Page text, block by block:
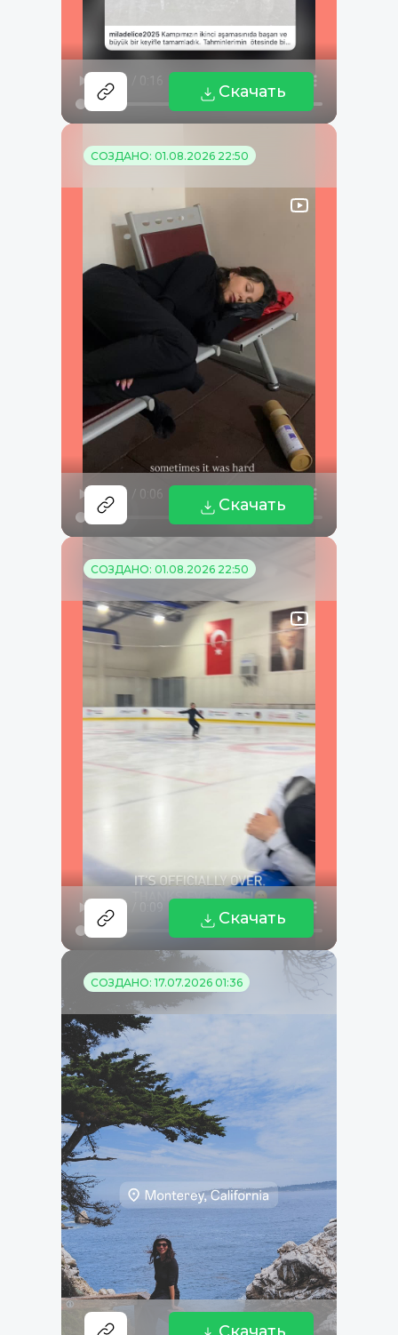
Скачать
СОЗДАНО: 01.08.2026 22:50
Скачать
СОЗДАНО: 01.08.2026 22:50
Скачать
СОЗДАНО: 17.07.2026 01:36